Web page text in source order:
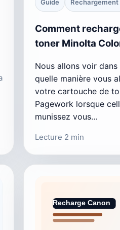
Guide Rechargement
Comment
toner Minolta
Nous allons voir
quelle manière vous
votre cartouche de
Pagework lorsque
munissez vous…
Lecture 2 min